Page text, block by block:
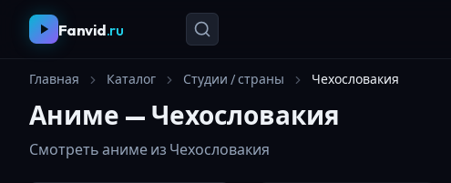
Fanvid.ru
Главная Каталог Студии / страны Чехословакия
Аниме — Чехословакия
Смотреть аниме из Чехословакия